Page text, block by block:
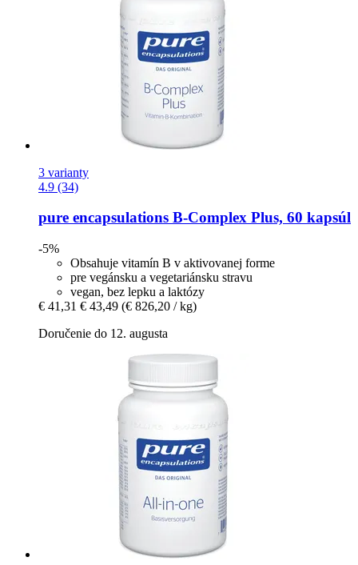
3 varianty
4.9 (34)
pure encapsulations B-​Complex Plus, 60 kapsúl
-5%
Obsahuje vitamín B v aktivovanej forme
pre vegánsku a vegetariánsku stravu
vegan, bez lepku a laktózy
€ 41,31 € 43,49 (€ 826,20 / kg)
Doručenie do 12. augusta